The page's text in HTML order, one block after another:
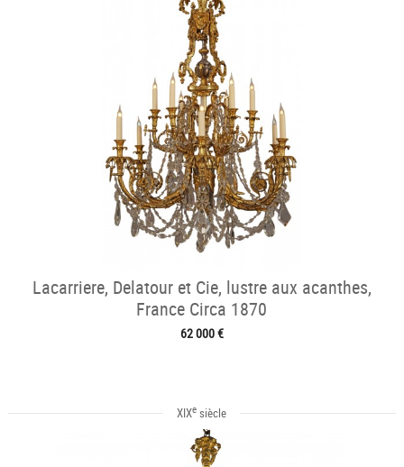
Lacarriere, Delatour et Cie, lustre aux acanthes,
France Circa 1870
62 000 €
XIXe siècle